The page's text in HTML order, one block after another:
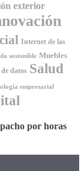
exterior
Internet de las
sostenible Muebles
datos Salud
empresarial
por horas